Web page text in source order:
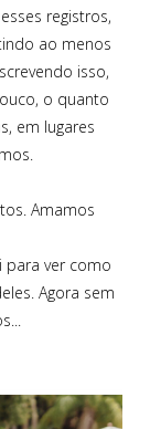
registros,
ao menos
isso,
o quanto
em lugares
Amamos
para ver como
Agora sem